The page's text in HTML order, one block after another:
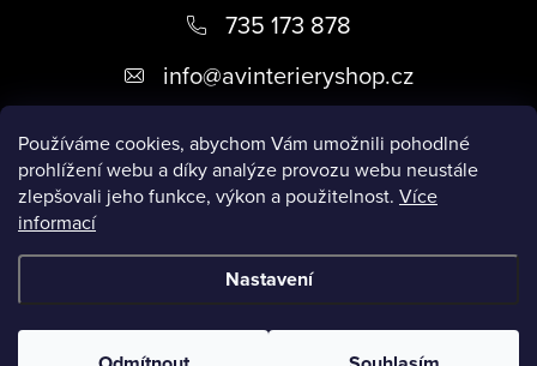
Používáme cookies, abychom Vám umožnili pohodlné
prohlížení webu a díky analýze provozu webu neustále
zlepšovali jeho funkce, výkon a použitelnost. Více
informací
Nastavení
a
735 173 878
info@avinterieryshop.cz
Užitečné informace
Copyright 2026AV Interiéry. Všechna práva vyhrazena.